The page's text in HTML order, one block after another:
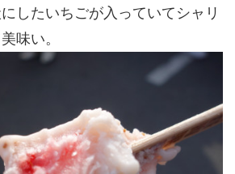
したいちごが入っていてシャリ
味い。